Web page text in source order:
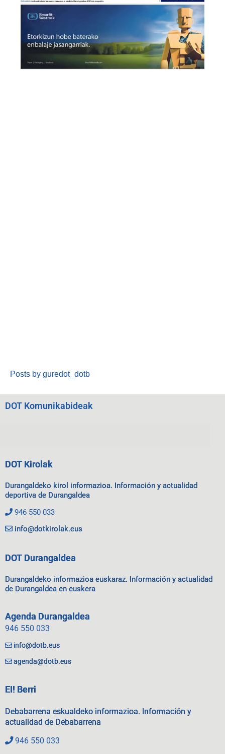
Posts by guredot_dotb
DOT Komunikabideak
DOT Kirolak
Durangaldeko kirol informazioa. Información y actualidad
deportiva de Durangaldea
946 550 033
info@dotkirolak.eus
DOT Durangaldea
Durangaldeko informazioa euskaraz. Información y actualidad
de Durangaldea en euskera
Agenda Durangaldea
946 550 033
info@dotb.eus
agenda@dotb.eus
EI! Berri
Debabarrena eskualdeko informazioa. Información y
actualidad de Debabarrena
946 550 033